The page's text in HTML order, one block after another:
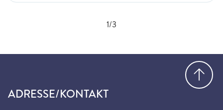
1/3
ADRESSE/KONTAKT